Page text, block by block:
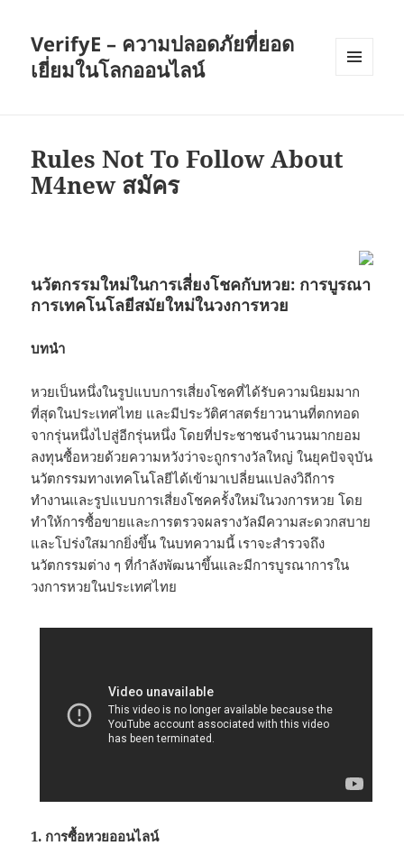
VerifyE – ความปลอดภัยที่ยอด
เยี่ยมในโลกออนไลน์
Rules Not To Follow About
M4new สมัคร
นวัตกรรมใหม่ในการเสี่ยงโชคกับหวย: การบูรณา
การเทคโนโลยีสมัยใหม่ในวงการหวย
บทนำ
หวยเป็นหนึ่งในรูปแบบการเสี่ยงโชคที่ได้รับความนิยมมาก
ที่สุดในประเทศไทย และมีประวัติศาสตร์ยาวนานที่ตกทอด
จากรุ่นหนึ่งไปสู่อีกรุ่นหนึ่ง โดยที่ประชาชนจำนวนมากยอม
ลงทุนซื้อหวยด้วยความหวังว่าจะถูกรางวัลใหญ่ ในยุคปัจจุบัน
นวัตกรรมทางเทคโนโลยีได้เข้ามาเปลี่ยนแปลงวิถีการ
ทำงานและรูปแบบการเสี่ยงโชคครั้งใหม่ในวงการหวย โดย
ทำให้การซื้อขายและการตรวจผลรางวัลมีความสะดวกสบาย
และโปร่งใสมากยิ่งขึ้น ในบทความนี้ เราจะสำรวจถึง
นวัตกรรมต่าง ๆ ที่กำลังพัฒนาขึ้นและมีการบูรณาการใน
วงการหวยในประเทศไทย
1. การซื้อหวยออนไลน์